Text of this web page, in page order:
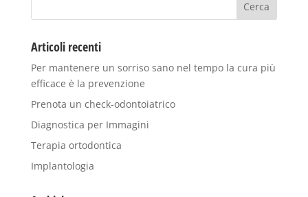
Articoli recenti
Per mantenere un sorriso sano nel tempo la cura più
efficace è la prevenzione
Prenota un check-odontoiatrico
Diagnostica per Immagini
Terapia ortodontica
Implantologia